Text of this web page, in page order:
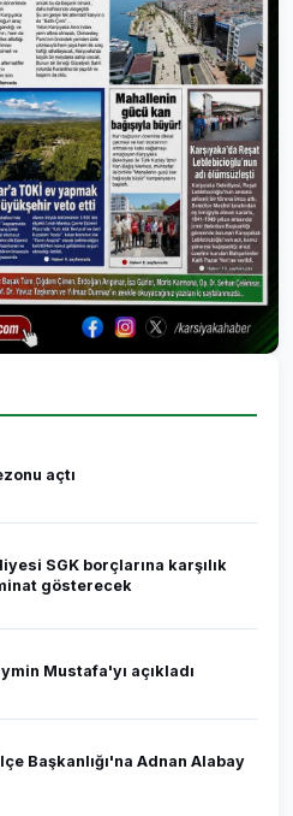
açtı
SGK borçlarına karşılık
gösterecek
Mustafa'yı açıkladı
Başkanlığı'na Adnan Alabay